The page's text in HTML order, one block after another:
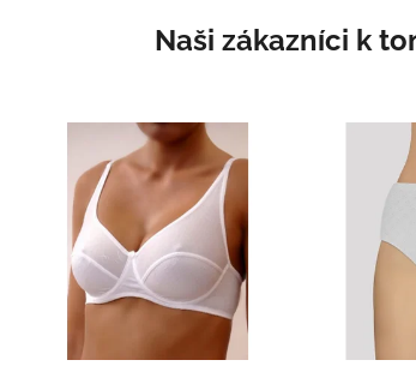
Naši zákazníci k